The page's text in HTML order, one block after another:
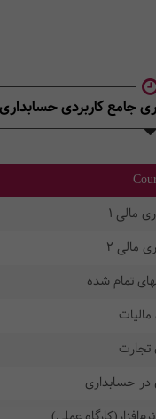
جامع کاربردی حسابداری
مالی 1
مالی 2
تمام شده
مالیات
تجارت
در حسابداری